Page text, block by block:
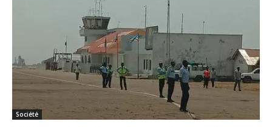
Société